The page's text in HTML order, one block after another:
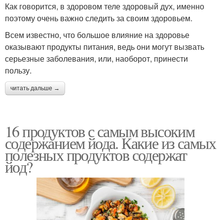
Как говорится, в здоровом теле здоровый дух, именно
поэтому очень важно следить за своим здоровьем.
Всем известно, что большое влияние на здоровье
оказывают продукты питания, ведь они могут вызвать
серьезные заболевания, или, наоборот, принести
пользу.
читать дальше →
16 продуктов с самым высоким
содержанием йода. Какие из самых
полезных продуктов содержат
йод?